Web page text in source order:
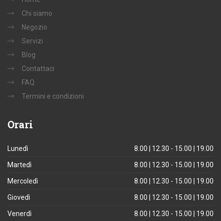
Chi siamo
Negozio
Servizi
Blog
Contattaci
FAQ
Termini e condizioni
Orari
Lunedì 8.00 | 12.30 - 15.00 | 19.00
Martedì 8.00 | 12.30 - 15.00 | 19.00
Mercoledì 8.00 | 12.30 - 15.00 | 19.00
Giovedì 8.00 | 12.30 - 15.00 | 19.00
Venerdì 8.00 | 12.30 - 15.00 | 19.00